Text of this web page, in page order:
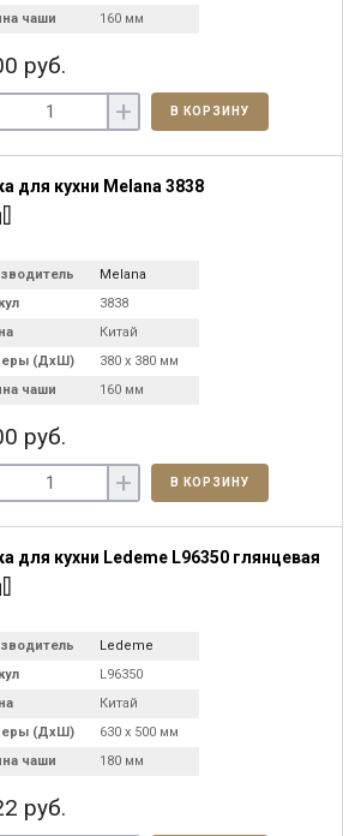
чаши
160 мм
руб.
+ В КОРЗИНУ
для кухни Melana 3838
Melana
3838
Китай
(ДхШ)
380 х 380 мм
чаши
160 мм
руб.
+ В КОРЗИНУ
для кухни Ledeme L96350 глянцевая
Ledeme
L96350
Китай
(ДхШ)
630 х 500 мм
чаши
180 мм
руб.